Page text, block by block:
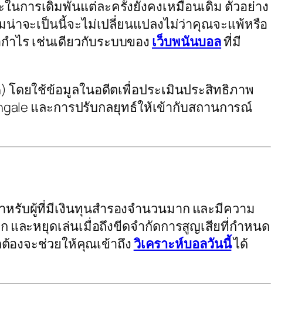
การเดิมพันแต่ละครั้งยังคงเหมือนเดิม ตัวอย่าง
าจะเป็นนี้จะไม่เปลี่ยนแปลงไม่ว่าคุณจะแพ้หรือ
ไร เช่นเดียวกับระบบของ เว็บพนันบอลที่มี
โดยใช้ข้อมูลในอดีตเพื่อประเมินประสิทธิภาพ
และการปรับกลยุทธ์ให้เข้ากับสถานการณ์
หรับผู้ที่มีเงินทุนสำรองจำนวนมาก และมีความ
และหยุดเล่นเมื่อถึงขีดจำกัดการสูญเสียที่กำหนด
องจะช่วยให้คุณเข้าถึงวิเคราะห์บอลวันนี้ได้